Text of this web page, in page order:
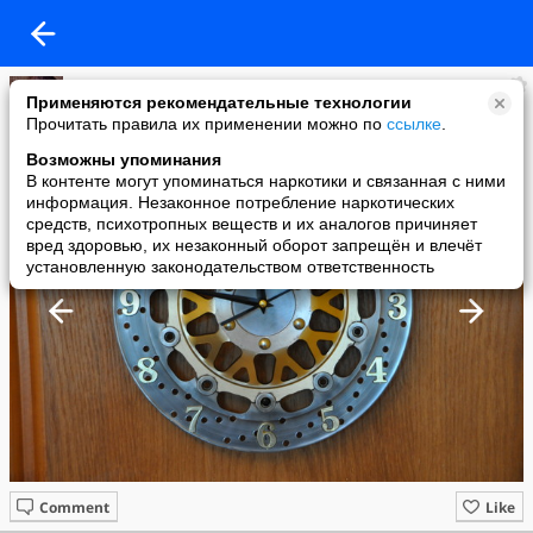
Применяются рекомендательные технологии
Прочитать правила их применении можно по ссылке
Возможны упоминания
В контенте могут упоминаться наркотики и связанная с ними
информация. Незаконное потребление наркотических
средств, психотропных веществ и их аналогов причиняет
вред здоровью, их незаконный оборот запрещён и влечёт
установленную законодательством ответственность
гарик
added a photo
05 Nov в 12:24
Like
Comment